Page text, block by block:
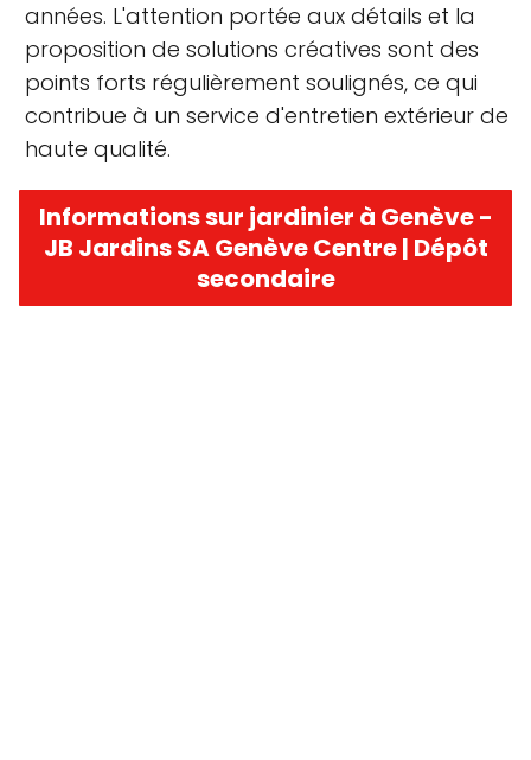
années. L'attention portée aux détails et la
proposition de solutions créatives sont des
points forts régulièrement soulignés, ce qui
contribue à un service d'entretien extérieur de
haute qualité.
Informations sur jardinier à Genève -
JB Jardins SA Genève Centre | Dépôt
secondaire